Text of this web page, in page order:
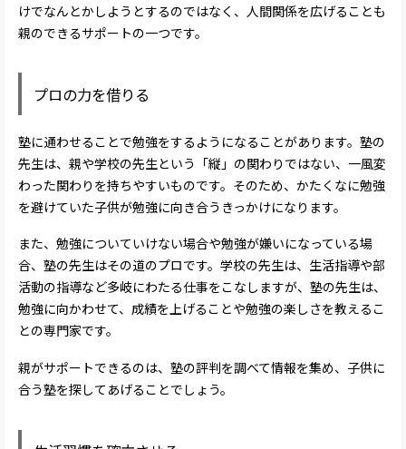
けでなんとかしようとするのではなく、人間関係を広げることも
親のできるサポートの一つです。
プロの力を借りる
塾に通わせることで勉強をするようになることがあります。塾の
先生は、親や学校の先生という「縦」の関わりではない、一風変
わった関わりを持ちやすいものです。そのため、かたくなに勉強
を避けていた子供が勉強に向き合うきっかけになります。
また、勉強についていけない場合や勉強が嫌いになっている場
合、塾の先生はその道のプロです。学校の先生は、生活指導や部
活動の指導など多岐にわたる仕事をこなしますが、塾の先生は、
勉強に向かわせて、成績を上げることや勉強の楽しさを教えるこ
との専門家です。
親がサポートできるのは、塾の評判を調べて情報を集め、子供に
合う塾を探してあげることでしょう。